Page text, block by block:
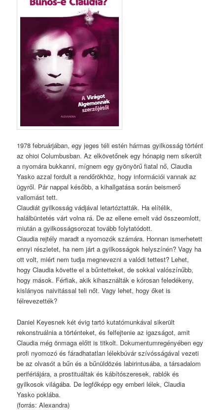
1978 februárjában, egy jeges téli estén hármas gyilkosság történt
az ohioi Columbusban. Az elkövetőnek egy hónapig nem sikerült
a nyomára bukkanni, mígnem egy gyönyörű fiatal nő, Claudia
Yasko azzal fordult a rendőrökhöz, hogy információi vannak az
ügyről. Pár nappal később, a kihallgatása során beismerő
vallomást tett.
Claudiát gyilkosság vádjával letartóztatták. Ha elítélik,
halálbüntetés várt volna rá. De az ellene emelt vád összeomlott,
miután a gyilkosságsorozat tovább folytatódott.
Claudia rejtély maradt a nyomozók számára. Honnan ismerhetett
ennyi részletet, ha nem járt a gyilkosságok helyszínén? Vagy ha
ott volt, miért nem tudja megnevezni a valódi tettest? Lehet,
hogy Claudia követte el a bűntetteket, de sokkal valószínűbb,
hogy mások. Férfiak, akik kihasználták e kórosan feledékeny,
kislányos naivitással teli nőt. Vagy lehet, hogy őket is
félrevezették?
Daniel Keyesnek két évig tartó kutatómunkával sikerült
rekonstruálnia a történteket, és felfejtenie az igazságot, amit
Claudia még önmaga előtt is titkolt. Dokumentumregényében egy
profi nyomozó és fáradhatatlan lélekbúvár szívósságával vezeti
be az olvasót a bűn és a bűnüldözés labirintusába, a társadalom
perifériájára, a prostituáltak és kábítószeresek, rablók és
gyilkosok világába. De legfőképp egy emberi lélek, Claudia
Yasko poklába.
(forrás: Alexandra)